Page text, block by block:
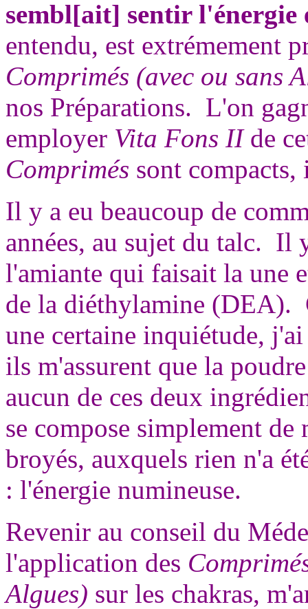
sembl[ait] sentir
entendu, est extrémement
Comprimés (avec ou sans
nos Préparations. L'on
employer Vita Fons II de
Comprimés sont compacts,
Il y a eu beaucoup de
années, au sujet du talc. Il
l'amiante qui faisait la une
de la diéthylamine (DEA).
une certaine inquiétude,
ils m'assurent que la
aucun de ces deux
se compose simplement
broyés, auxquels rien n'a
: l'énergie numineuse.
Revenir au conseil du
l'application des
Algues) sur les chakras,